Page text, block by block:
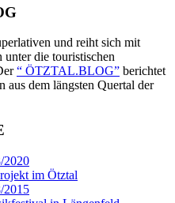
und reiht sich mit
die touristischen
“ ÖTZTAL.BLOG” berichtet
aus dem längsten Quertal der
2020
im Ötztal
2015